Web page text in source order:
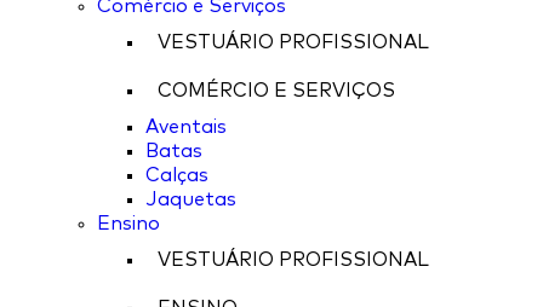
Comércio e Serviços
VESTUÁRIO PROFISSIONAL
COMÉRCIO E SERVIÇOS
Aventais
Batas
Calças
Jaquetas
Ensino
VESTUÁRIO PROFISSIONAL